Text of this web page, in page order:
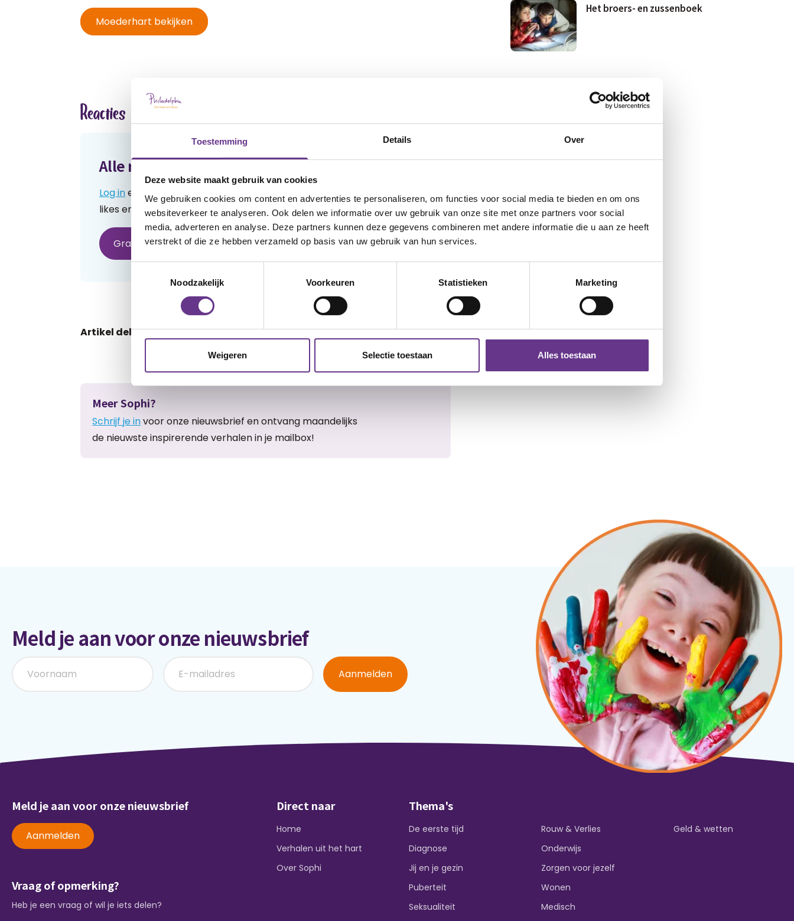
Toestemming Details Over
Deze website maakt gebruik van cookies
We gebruiken cookies om content en advertenties te personaliseren, om functies voor social media te bieden en om ons
websiteverkeer te analyseren. Ook delen we informatie over uw gebruik van onze site met onze partners voor social
media, adverteren en analyse. Deze partners kunnen deze gegevens combineren met andere informatie die u aan ze heeft
verstrekt of die ze hebben verzameld op basis van uw gebruik van hun services.
Noodzakelijk
Voorkeuren Statistieken Marketing
Weigeren Selectie toestaan Alles toestaan
Moederhart bekijken
Reacties
Alle reacties lezen?
Log inen lees reacties van anderen. Stel vragen aan de redactie, geef
likes en praat mee over de geschreven blogs en artikelen.
Gratis account aanmaken Heb je al een account?Inloggen
Artikel delen: Facebook Twitter LinkedIn
Meer Sophi?
Schrijf je invoor onze nieuwsbrief en ontvang maandelijks
de nieuwste inspirerende verhalen in je mailbox!
Het broers- en zussenboek
Meld je aan voor onze nieuwsbrief
Aanmelden
Meld je aan voor onze nieuwsbrief
Aanmelden
Vraag of opmerking?
Heb je een vraag of wil je iets delen?
Direct naar
Home
Verhalen uit het hart
Over Sophi
Thema's
De eerste tijd
Diagnose
Jij en je gezin
Puberteit
Seksualiteit
Rouw & Verlies
Onderwijs
Zorgen voor jezelf
Wonen
Medisch
Geld & wetten